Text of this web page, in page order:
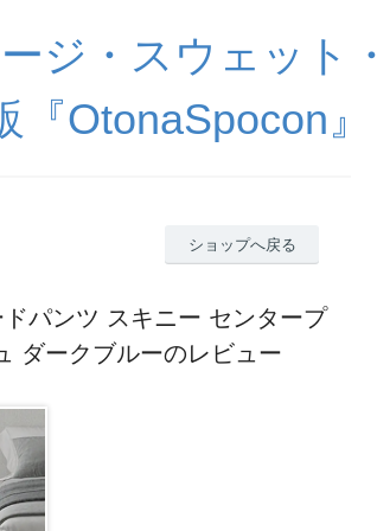
ジ・スウェット・
OtonaSpocon』
ショップへ戻る
パンツ スキニー センタープ
ダークブルーのレビュー